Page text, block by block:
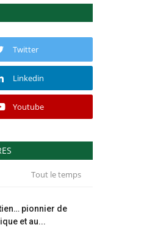
Twitter
Linkedin
Youtube
Tout le temps
pionnier de
et au...